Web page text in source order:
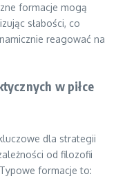
formacje mogą
słabości, co
reagować na
w piłce
dla strategii
od filozofii
formacje to: